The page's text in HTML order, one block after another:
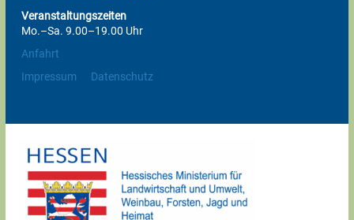
Veranstaltungszeiten
Mo.–Sa. 9.00–19.00 Uhr
Anfahrt
Impressum
Datenschutz